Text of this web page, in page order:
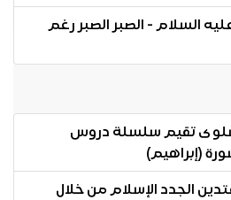
السلام - الصبر الصبر رغم
تقيم سلسلة دروس
(إبراهيم)
الجدد الإسلام من خلال